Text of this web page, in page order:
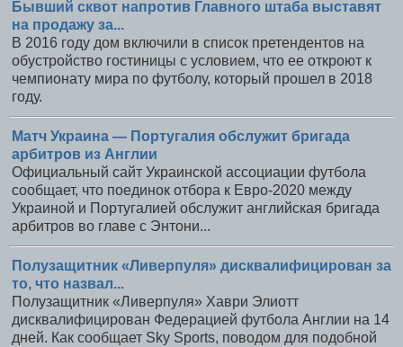
Бывший сквот напротив Главного штаба выставят
на продажу за...
В 2016 году дом включили в список претендентов на
обустройство гостиницы с условием, что ее откроют к
чемпионату мира по футболу, который прошел в 2018
году.
Матч Украина — Португалия обслужит бригада
арбитров из Англии
Официальный сайт Украинской ассоциации футбола
сообщает, что поединок отбора к Евро-2020 между
Украиной и Португалией обслужит английская бригада
арбитров во главе с Энтони...
Полузащитник «Ливерпуля» дисквалифицирован за
то, что назвал...
Полузащитник «Ливерпуля» Хаври Элиотт
дисквалифицирован Федерацией футбола Англии на 14
дней. Как сообщает Sky Sports, поводом для подобной